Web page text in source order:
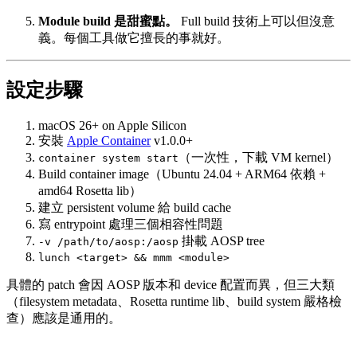
Module build 是甜蜜點。
Full build 技術上可以但沒意
義。每個工具做它擅長的事就好。
設定步驟
macOS 26+ on Apple Silicon
安裝 Apple Containerv1.0.0+
container system start
（一次性，下載 VM kernel）
Build container image（Ubuntu 24.04 + ARM64 依賴 +
amd64 Rosetta lib）
建立 persistent volume 給 build cache
寫 entrypoint 處理三個相容性問題
-v /path/to/aosp:/aosp 掛載 AOSP tree
lunch <target> && mmm <module>
具體的 patch 會因 AOSP 版本和 device 配置而異，但三大類
（filesystem metadata、Rosetta runtime lib、build system 嚴格檢
查）應該是通用的。